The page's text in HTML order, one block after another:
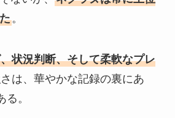
。
状況判断、そして柔軟なプレ
は、華やかな記録の裏にあ
る。